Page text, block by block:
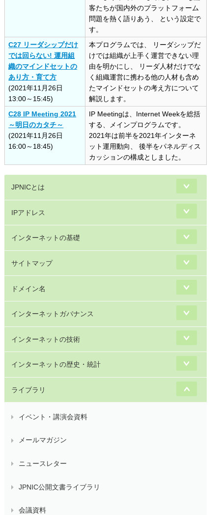
客たちが国内外のプラットフォーム
問題を熱く語りあう、 という設定で
す。
C27 リーダシップだけ
では回らない! 運用組
織のマインドセットの
あり方・育て方
(2021年11月26日
13:00～15:45)
本プログラムでは、 リーダシップだ
けでは組織が上手く運営できない理
由を明かにし、 リーダ人材だけでな
く組織運営に携わる他の人材も含め
たマインドセットの考え方について
解説します。
C28 IP Meeting 2021
～明日のカタチ～
(2021年11月26日
16:00～18:45)
IP Meetingは、Internet Weekを総括
する、メインプログラムです。
2021年は前半を2021年インターネ
ット運用動向、 後半をパネルディス
カッションの構成としました。
JPNICとは
IPアドレス
インターネットの基礎
サイトマップ
ドメイン名
インターネットガバナンス
インターネットの技術
インターネットの歴史・統計
ライブラリ
イベント・講演会資料
メールマガジン
ニュースレター
JPNIC公開文書ライブラリ
会議資料